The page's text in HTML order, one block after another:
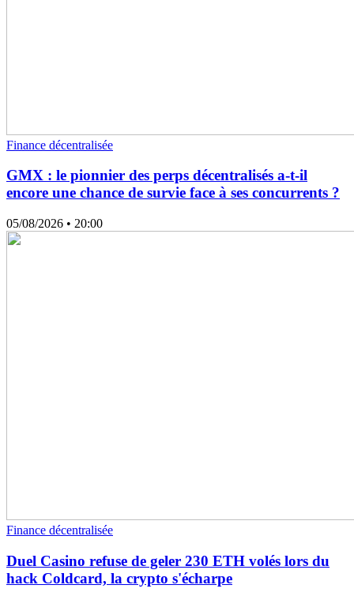
Finance décentralisée
GMX : le pionnier des perps décentralisés a-t-il
encore une chance de survie face à ses concurrents ?
05/08/2026 • 20:00
Finance décentralisée
Duel Casino refuse de geler 230 ETH volés lors du
hack Coldcard, la crypto s'écharpe